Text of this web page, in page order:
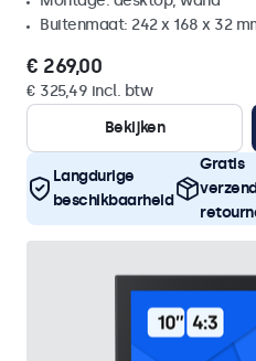
Buitenmaat: 242 x 168 x 32
€ 269,00
€ 325,49 incl. btw
Bekijken
Langdurige
beschikbaarheid
Gratis